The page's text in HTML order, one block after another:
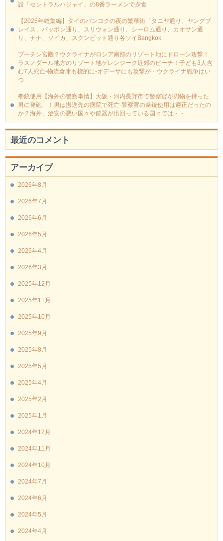
設「セントラルハジャイ」の8番ラーメンで夕食
【2026年総集編】タイのバンコクの夜の繁華街「タニヤ通り、ヤングプ
レイス、パッポン通り、スリウォン通り、シーロム通り、カオサン通
り、ナナ、ソイカ」スクンビット通り各ソイBangkok
プーチン宮殿？ウクライナがロシア南部のリゾート地にドローン攻撃！
ラスノダール地方のリゾート地ゲレンジーク近郊のビーチ！子ども3人含
む7人死亡-物流倉庫も標的に‐オデーサにも攻撃が・ウクライナ戦争はい
つ
拳銃使用【海外の警察事情】大阪・河内長野市で警察官が刃物を持った
男に発砲 ！男は搬送先の病院で死亡-警察官の拳銃使用は適正だったの
か？海外、治安の悪い国々や銃器が出回っている国々では・・
最近のコメント
アーカイブ
2026年8月
2026年7月
2026年6月
2026年5月
2026年4月
2026年3月
2025年12月
2025年11月
2025年10月
2025年9月
2025年8月
2025年5月
2025年4月
2025年2月
2025年1月
2024年12月
2024年11月
2024年10月
2024年7月
2024年6月
2024年5月
2024年4月